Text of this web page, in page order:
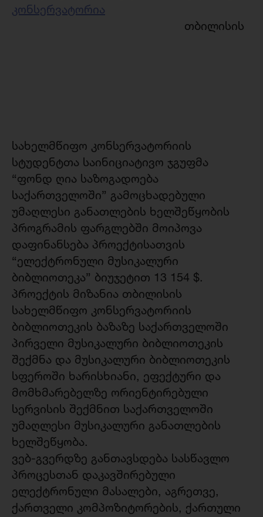
კონსერვატორია
თბილისის
სახელმწიფო კონსერვატორიის
სტუდენტთა საინიციატივო ჯგუფმა
“ფონდ ღია საზოგადოება
საქართველოში” გამოცხადებული
უმაღლესი განათლების ხელშეწყობის
პროგრამის ფარგლებში მოიპოვა
დაფინანსება პროექტისათვის
“ელექტრონული მუსიკალური
ბიბლიოთეკა” ბიუჯეტით 13 154 $.
პროექტის მიზანია თბილისის
სახელმწიფო კონსერვატორიის
ბიბლიოთეკის ბაზაზე საქართველოში
პირველი მუსიკალური ბიბლიოთეკის
შექმნა და მუსიკალური ბიბლიოთეკის
სფეროში ხარისხიანი, ეფექტური და
მომხმარებელზე ორიენტირებული
სერვისის შექმნით საქართველოში
უმაღლესი მუსიკალური განათლების
ხელშეწყობა.
ვებ-გვერდზე განთავსდება სასწავლო
პროცესთან დაკავშირებული
ელექტრონული მასალები, აგრეთვე,
ქართველი კომპოზიტორების, ქართული